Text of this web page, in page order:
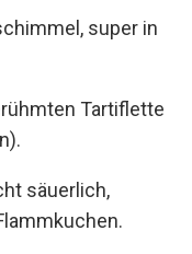
super in
Tartiflette
säuerlich,